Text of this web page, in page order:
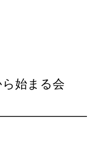
始まる会